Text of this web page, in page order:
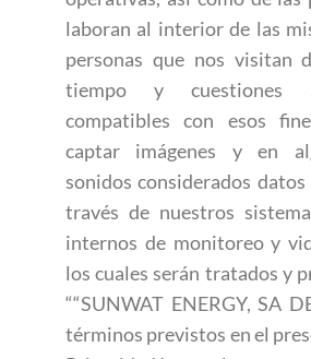
laboran al interior de las
personas que nos visitan
tiempo y cuestiones
compatibles con esos
captar imágenes y en
sonidos considerados datos
través de nuestros
internos de monitoreo y
los cuales serán tratados y
““SUNWAT ENERGY, SA
términos previstos en el